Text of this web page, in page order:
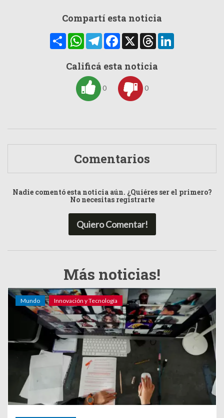
Compartí esta noticia
CompartirWhatsAppTelegramFacebook
X Threads
Calificá esta noticia
0 0
Comentarios
Nadie comentó esta noticia aún. ¿Quiéres ser el primero?
No necesitas registrarte
Quiero Comentar!
Más noticias!
Mundo Innovación y Tecnología